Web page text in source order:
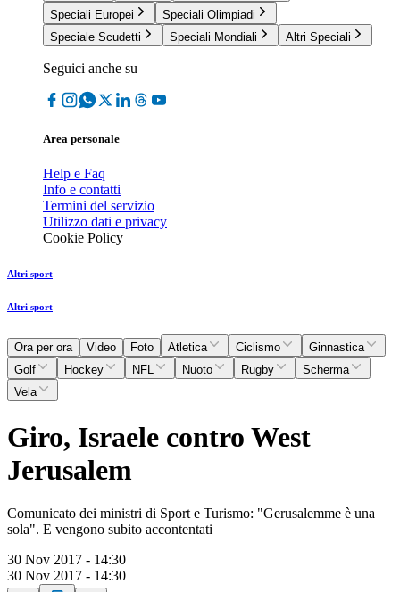
Speciali Europei
Speciali Olimpiadi
Speciale Scudetti
Speciali Mondiali Altri Speciali
Seguici anche su
Area personale
Help e Faq
Info e contatti
Termini del servizio
Utilizzo dati e privacy
Cookie Policy
Altri sport
Altri sport
Ora per ora Video Foto Atletica Ciclismo
Ginnastica
Golf
Hockey NFL Nuoto Rugby
Scherma
Vela
Giro, Israele contro West
Jerusalem
Comunicato dei ministri di Sport e Turismo: "Gerusalemme è una
sola". E vengono subito accontentati
30 Nov 2017 - 14:30
30 Nov 2017 - 14:30